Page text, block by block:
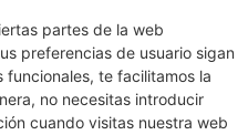
partes de la web
preferencias de usuario sigan
te facilitamos la
no necesitas introducir
cuando visitas nuestra web